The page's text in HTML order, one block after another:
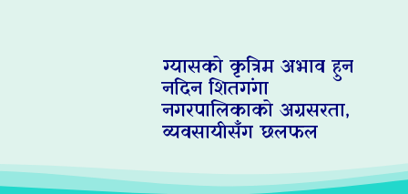
ग्यासको कृत्रिम अभाव हुन
नदिन शितगंगा
नगरपालिकाको अग्रसरता,
व्यवसायीसँग छलफल